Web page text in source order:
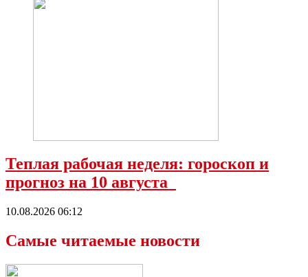
Теплая рабочая неделя: гороскоп и
прогноз на 10 августа
10.08.2026 06:12
Самые читаемые новости